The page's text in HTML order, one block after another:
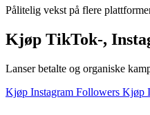
Pålitelig vekst på flere
Kjøp TikTok-,
Lanser betalte og organiske
Kjøp Instagram Followers Kjøp